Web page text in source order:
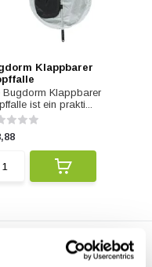
Klappbarer
Bugdorm Klappbarer
ist ein prakti...